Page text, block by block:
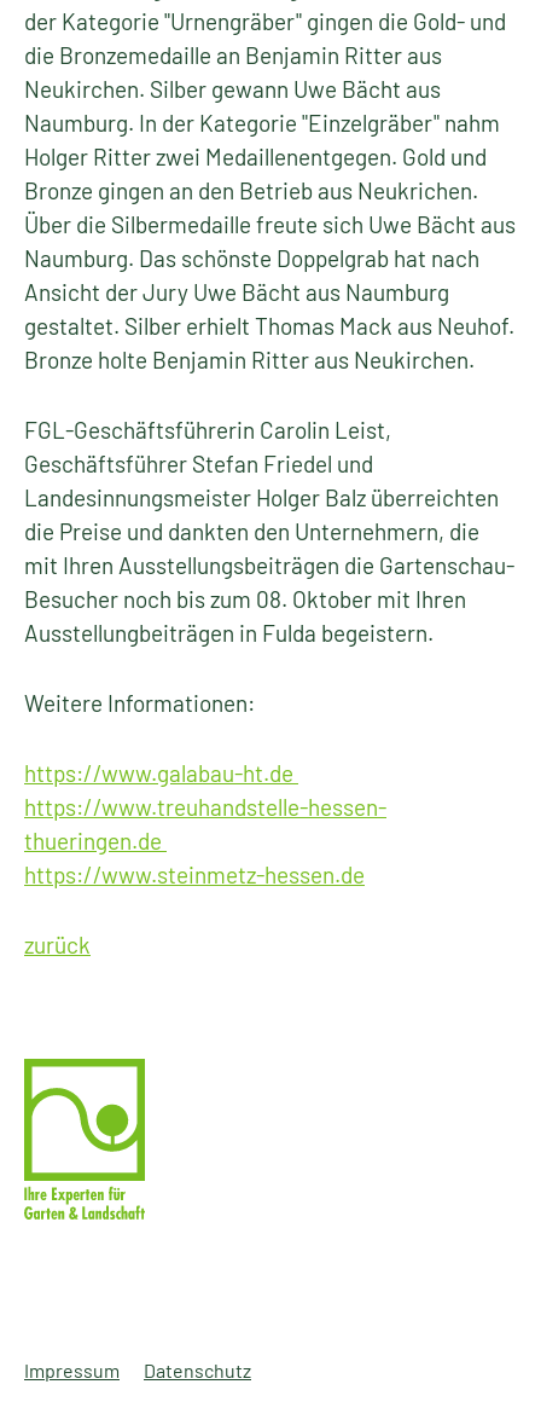
der Kategorie "Urnengräber" gingen die Gold- und
die Bronzemedaille an Benjamin Ritter aus
Neukirchen. Silber gewann Uwe Bächt aus
Naumburg. In der Kategorie "Einzelgräber" nahm
Holger Ritter zwei Medaillenentgegen. Gold und
Bronze gingen an den Betrieb aus Neukrichen.
Über die Silbermedaille freute sich Uwe Bächt aus
Naumburg. Das schönste Doppelgrab hat nach
Ansicht der Jury Uwe Bächt aus Naumburg
gestaltet. Silber erhielt Thomas Mack aus Neuhof.
Bronze holte Benjamin Ritter aus Neukirchen.
FGL-Geschäftsführerin Carolin Leist,
Geschäftsführer Stefan Friedel und
Landesinnungsmeister Holger Balz überreichten
die Preise und dankten den Unternehmern, die
mit Ihren Ausstellungsbeiträgen die Gartenschau-
Besucher noch bis zum 08. Oktober mit Ihren
Ausstellungbeiträgen in Fulda begeistern.
Weitere Informationen:
https://www.galabau-ht.de
https://www.treuhandstelle-hessen-
thueringen.de
https://www.steinmetz-hessen.de
zurück
Impressum Datenschutz